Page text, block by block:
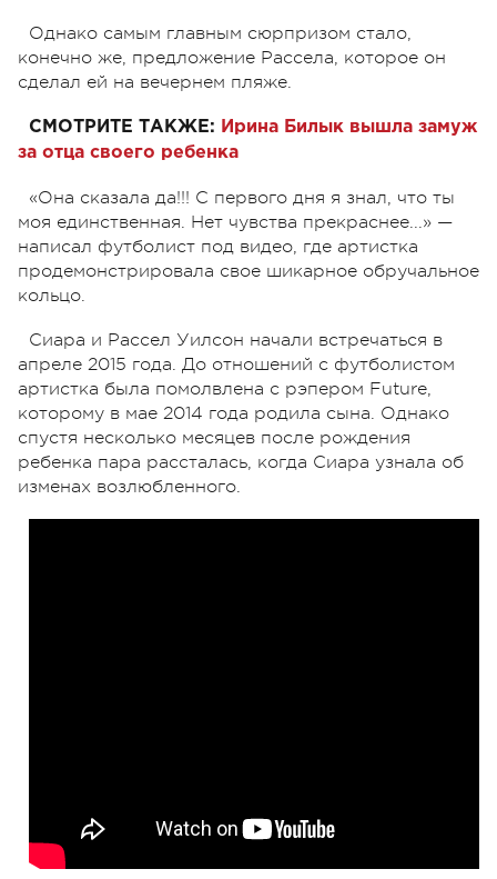
Однако самым главным сюрпризом стало,
конечно же, предложение Рассела, которое он
сделал ей на вечернем пляже.
СМОТРИТЕ ТАКЖЕ: Ирина Билык вышла замуж
за отца своего ребенка
«Она сказала да!!! С первого дня я знал, что ты
моя единственная. Нет чувства прекраснее...» —
написал футболист под видео, где артистка
продемонстрировала свое шикарное обручальное
кольцо.
Сиара и Рассел Уилсон начали встречаться в
апреле 2015 года. До отношений с футболистом
артистка была помолвлена с рэпером Future,
которому в мае 2014 года родила сына. Однако
спустя несколько месяцев после рождения
ребенка пара рассталась, когда Сиара узнала об
изменах возлюбленного.